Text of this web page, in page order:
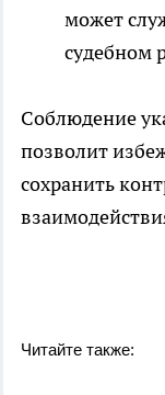
может
судебном
Соблюдение
позволит
сохранить
Читайте также: